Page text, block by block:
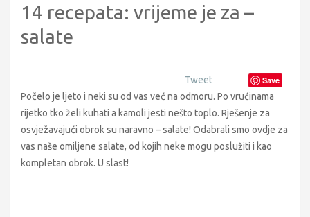
14 recepata: vrijeme je za –
salate
Tweet Save
Počelo je ljeto i neki su od vas već na odmoru. Po vrućinama
rijetko tko želi kuhati a kamoli jesti nešto toplo. Rješenje za
osvježavajući obrok su naravno – salate! Odabrali smo ovdje za
vas naše omiljene salate, od kojih neke mogu poslužiti i kao
kompletan obrok. U slast!